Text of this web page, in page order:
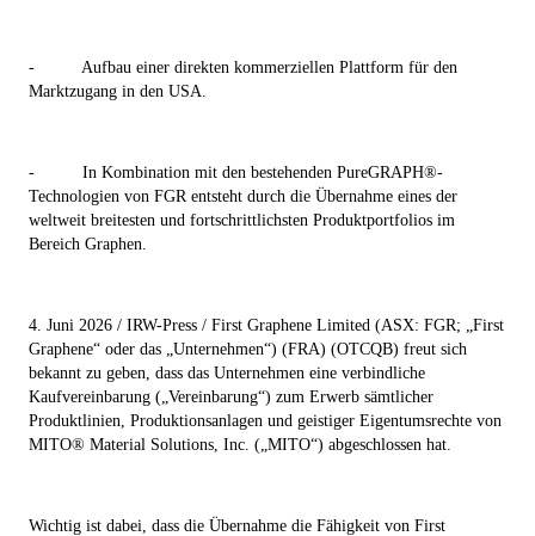
-
Aufbau einer direkten kommerziellen Plattform für den
Marktzugang in den USA.
-
In Kombination mit den bestehenden PureGRAPH®-
Technologien von FGR entsteht durch die Übernahme eines der
weltweit breitesten und fortschrittlichsten Produktportfolios im
Bereich Graphen.
4. Juni 2026 / IRW-Press / First Graphene Limited (ASX: FGR; „First
Graphene“ oder das „Unternehmen“) (FRA) (OTCQB) freut sich
bekannt zu geben, dass das Unternehmen eine verbindliche
Kaufvereinbarung („Vereinbarung“) zum Erwerb sämtlicher
Produktlinien, Produktionsanlagen und geistiger Eigentumsrechte von
MITO® Material Solutions, Inc. („MITO“) abgeschlossen hat.
Wichtig ist dabei, dass die Übernahme die Fähigkeit von First